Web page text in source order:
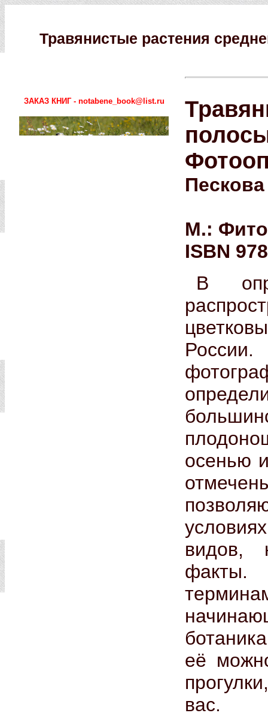
Травянистые растения
ЗАКАЗ КНИГ - notabene_book@list.ru
М.:
ISBN
В
осенью
видов,
факты.
её
вас.